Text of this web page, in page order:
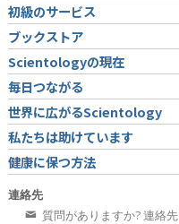
初級のサービス
ブックストア
Scientologyの現在
毎日つながる
世界に広がるScientology
私たちは助けています
健康に保つ方法
連絡先
質問がありますか? 連絡先